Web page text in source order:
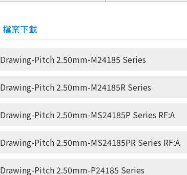
檔案下載
Drawing-Pitch 2.50mm-M24185 Series
Drawing-Pitch 2.50mm-M24185R Series
Drawing-Pitch 2.50mm-MS24185P Series RF:A
Drawing-Pitch 2.50mm-MS24185PR Series RF:A
Drawing-Pitch 2.50mm-P24185 Series